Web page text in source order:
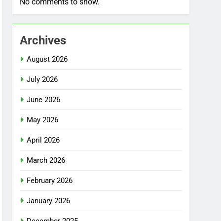
Archives
August 2026
July 2026
June 2026
May 2026
April 2026
March 2026
February 2026
January 2026